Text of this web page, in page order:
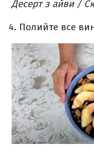
Десерт з айви /
Полийте все